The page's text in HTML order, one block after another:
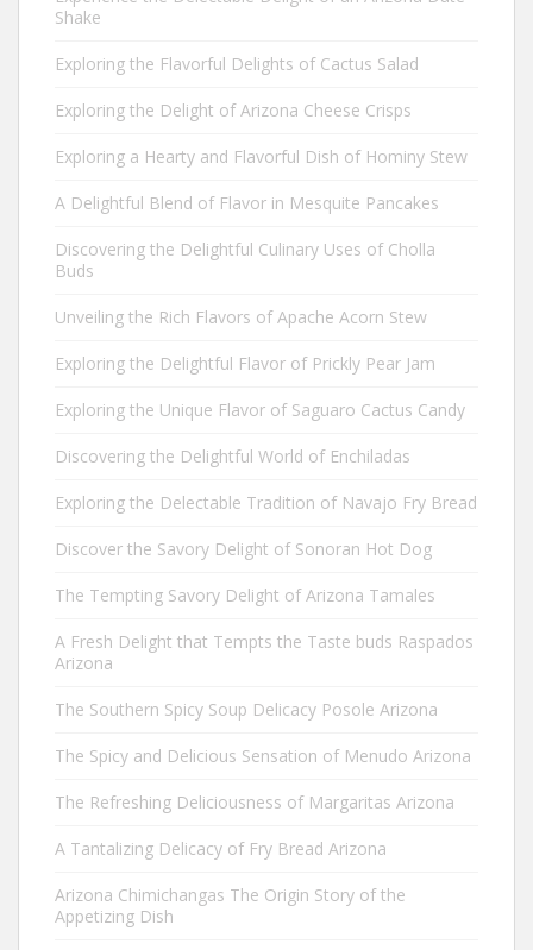
Shake
Exploring the Flavorful Delights of Cactus Salad
Exploring the Delight of Arizona Cheese Crisps
Exploring a Hearty and Flavorful Dish of Hominy Stew
A Delightful Blend of Flavor in Mesquite Pancakes
Discovering the Delightful Culinary Uses of Cholla
Buds
Unveiling the Rich Flavors of Apache Acorn Stew
Exploring the Delightful Flavor of Prickly Pear Jam
Exploring the Unique Flavor of Saguaro Cactus Candy
Discovering the Delightful World of Enchiladas
Exploring the Delectable Tradition of Navajo Fry Bread
Discover the Savory Delight of Sonoran Hot Dog
The Tempting Savory Delight of Arizona Tamales
A Fresh Delight that Tempts the Taste buds Raspados
Arizona
The Southern Spicy Soup Delicacy Posole Arizona
The Spicy and Delicious Sensation of Menudo Arizona
The Refreshing Deliciousness of Margaritas Arizona
A Tantalizing Delicacy of Fry Bread Arizona
Arizona Chimichangas The Origin Story of the
Appetizing Dish